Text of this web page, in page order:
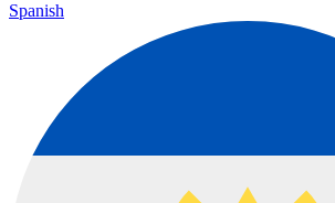
Spanish